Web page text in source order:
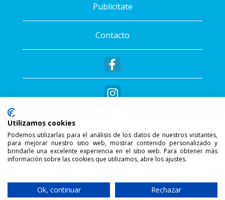
Publicítate
Contacto
Copyright © 2026 - Sportalis®. Todos los
derechos reservados.
SSL Secure Connection
Utilizamos cookies
Podemos utilizarlas para el análisis de los datos de nuestros visitantes,
para mejorar nuestro sitio web, mostrar contenido personalizado y
brindarle una excelente experiencia en el sitio web. Para obtener más
información sobre las cookies que utilizamos, abre los ajustes.
Ok, continuar Rechazar